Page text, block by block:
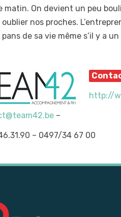
matin. On devient un peu
oublier nos proches.
de sa vie même s’il y a
http://
–
– 0497/34 67 00